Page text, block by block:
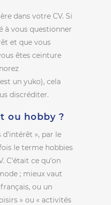
dans votre CV. Si
à vous questionner
et que vous
êtes ceinture
un yuko), cela
discréditer.
ou hobby ?
», par le
le terme hobbies
C’était ce qu’on
; mieux vaut
ou un
» ou « activités